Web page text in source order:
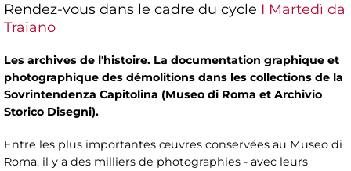
Rendez-vous dans le cadre du cycle I Martedì da
Traiano
Les archives de l'histoire. La documentation graphique et
photographique des démolitions dans les collections de la
Sovrintendenza Capitolina (Museo di Roma et Archivio
Storico Disegni).
Entre les plus importantes œuvres conservées au Museo di
Roma, il y a des milliers de photographies - avec leurs